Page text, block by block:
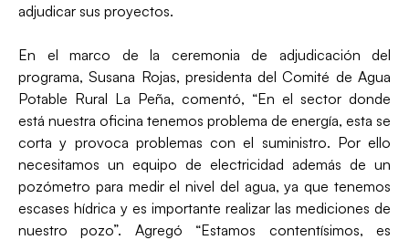
adjudicar sus proyectos.
En el marco de la ceremonia de adjudicación del
programa, Susana Rojas, presidenta del Comité de Agua
Potable Rural La Peña, comentó, “En el sector donde
está nuestra oficina tenemos problema de energía, esta se
corta y provoca problemas con el suministro. Por ello
necesitamos un equipo de electricidad además de un
pozómetro para medir el nivel del agua, ya que tenemos
escases hídrica y es importante realizar las mediciones de
nuestro pozo”. Agregó “Estamos contentísimos, es